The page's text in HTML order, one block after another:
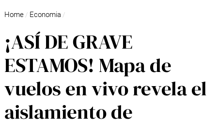
Home / Economia /
¡ASÍ DE GRAVE
ESTAMOS! Mapa de
vuelos en vivo revela el
aislamiento de